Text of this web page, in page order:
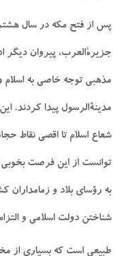
پس از فتح مكه در سال
جزيرةالعرب، پيروان ديگر
مذهبى توجه خاصى به اسلام
مدينةالرسول پيدا كردند.
شعاع اسلام تا اقصى نقاط
توانست از اين فرصت بخوبى
به رؤساى بلاد و زمامداران
شناختن دولت اسلامى و
طبيعى است كه بسيارى از